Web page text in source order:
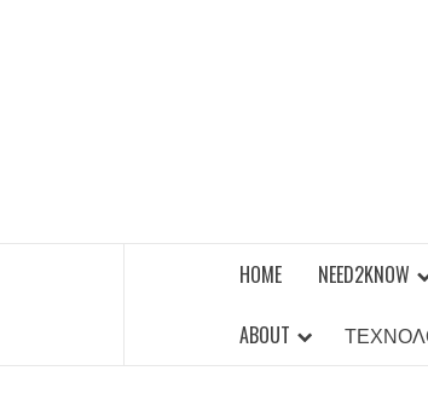
HOME NEED2KNOW
ABOUT